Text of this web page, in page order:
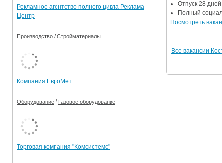
Отпуск 28
Полный
Посмотреть
Все вакансии
Рекламное агентство полного цикла Реклама
Центр
Производство /Стройматериалы
Компания ЕвроМет
Оборудование / Газовое оборудование
Торговая компания "Комсистемс"